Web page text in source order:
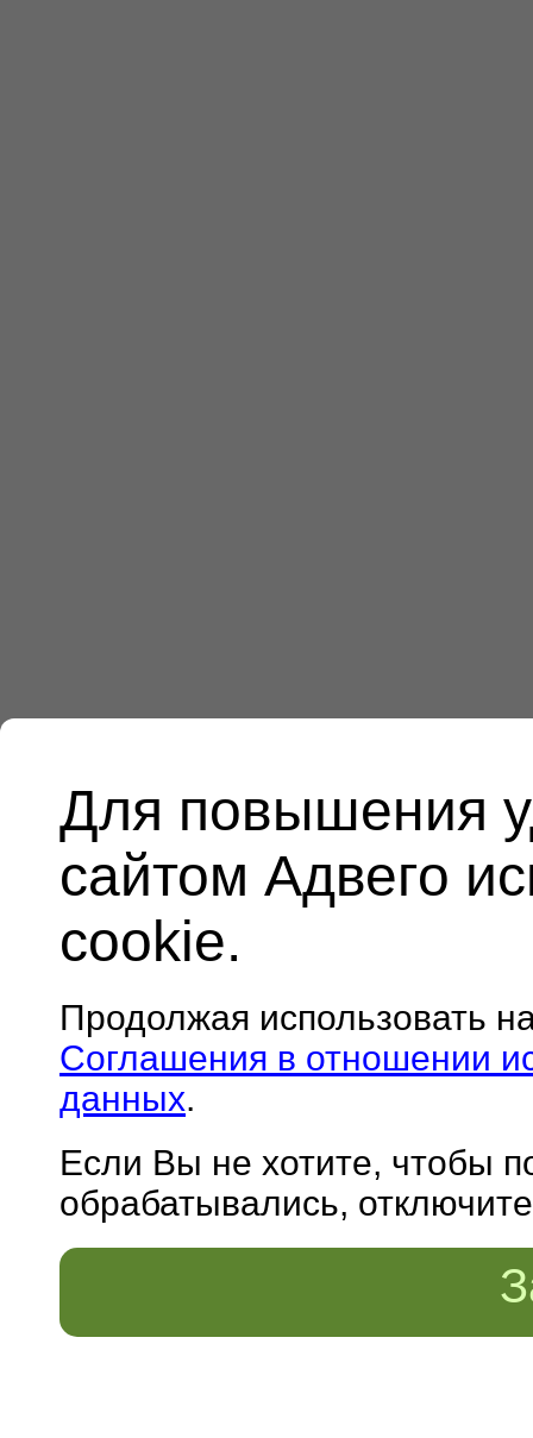
Для повышения
сайтом Адвего
cookie.
Продолжая использовать
Соглашения в отношении
данных.
Если Вы не хотите, чтобы
обрабатывались,